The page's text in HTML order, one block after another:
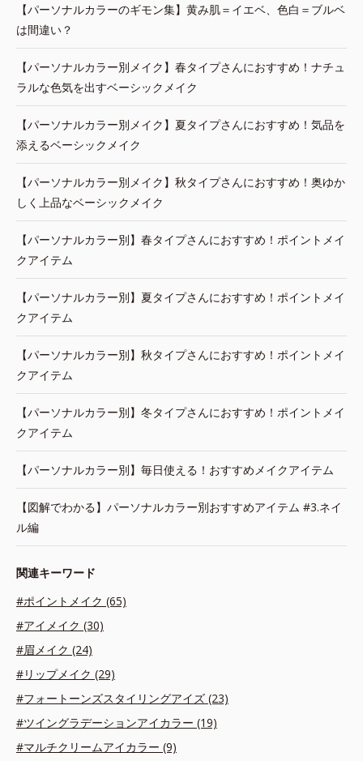
【パーソナルカラーのギモン集】黄み肌＝イエベ、色白＝ブルベ
は間違い？
【パーソナルカラー別メイク】春タイプさんにおすすめ！ナチュ
ラルな色気を出すベーシックメイク
【パーソナルカラー別メイク】夏タイプさんにおすすめ！気品を
添えるベーシックメイク
【パーソナルカラー別メイク】秋タイプさんにおすすめ！奥ゆか
しく上品なベーシックメイク
【パーソナルカラー別】春タイプさんにおすすめ！ポイントメイ
クアイテム
【パーソナルカラー別】夏タイプさんにおすすめ！ポイントメイ
クアイテム
【パーソナルカラー別】秋タイプさんにおすすめ！ポイントメイ
クアイテム
【パーソナルカラー別】冬タイプさんにおすすめ！ポイントメイ
クアイテム
【パーソナルカラー別】毎日使える！おすすめメイクアイテム
【図解でわかる】パーソナルカラー別おすすめアイテム #3.ネイ
ル編
関連キーワード
#ポイントメイク (65)
#アイメイク (30)
#眉メイク (24)
#リップメイク (29)
#フォートーンズスタイリングアイズ (23)
#ツイングラデーションアイカラー (19)
#マルチクリームアイカラー (9)